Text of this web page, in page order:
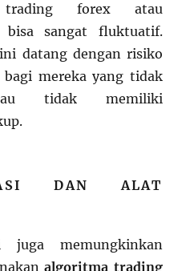
forex atau
bisa sangat fluktuatif.
datang dengan risiko
mereka yang tidak
tidak memiliki
DAN ALAT
juga memungkinkan
algoritma trading